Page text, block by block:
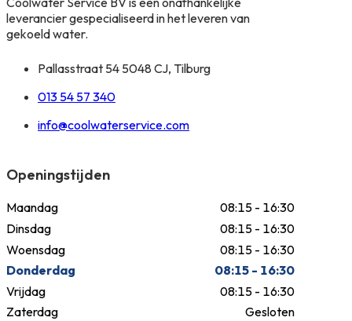
leverancier gespecialiseerd in het leveren van
gekoeld water.
Pallasstraat 54 5048 CJ, Tilburg
013 54 57 340
info@coolwaterservice.com
Openingstijden
Maandag
08:15 - 16:30
Dinsdag
08:15 - 16:30
Woensdag
08:15 - 16:30
Donderdag
08:15 - 16:30
Vrijdag
08:15 - 16:30
Zaterdag
Gesloten